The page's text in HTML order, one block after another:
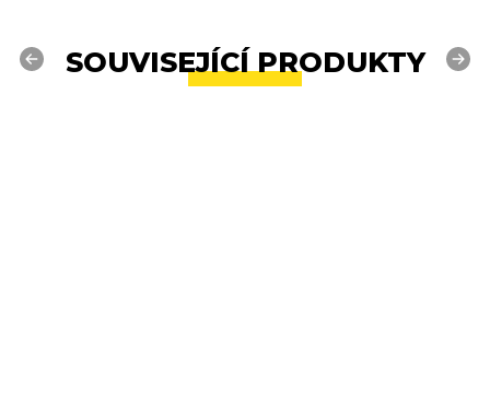
SOUVISEJÍCÍ PRODUKTY
Previous Next